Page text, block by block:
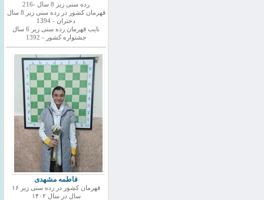
رده سنی زیر 8 سال -216
قهرمان کشور در رده سنی زیر 8 سال
دختران - 1394
نایب قهرمان رده سنی زیر 6 سال
جشنواره کشور - 1392
فاطمه مشهدی
قهرمان کشور در رده سنی زیر ۱۶
سال در سال ۱۴۰۲